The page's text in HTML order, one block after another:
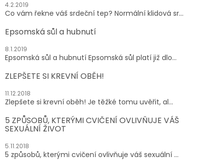
4.2.2019
Co vám řekne váš srdeční tep? Normální klidová sr...
Epsomská sůl a hubnutí
8.1.2019
Epsomská sůl a hubnutí Epsomská sůl platí již dlo...
ZLEPŠETE SI KREVNÍ OBĚH!
11.12.2018
Zlepšete si krevní oběh! Je těžké tomu uvěřit, al...
5 ZPŮSOBŮ, KTERÝMI CVIČENÍ OVLIVŇUJE VÁŠ
SEXUÁLNÍ ŽIVOT
5.11.2018
5 způsobů, kterými cvičení ovlivňuje váš sexuální ...